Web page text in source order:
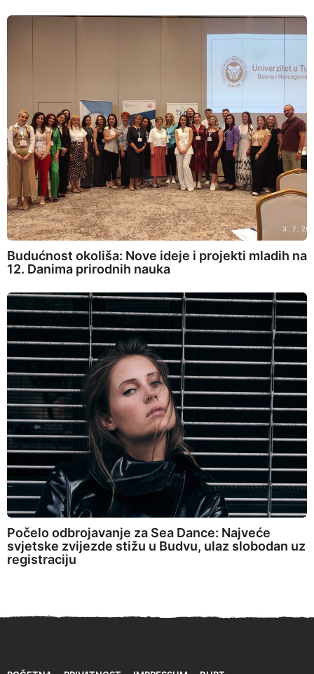
Budućnost okoliša: Nove ideje i projekti mladih na
12. Danima prirodnih nauka
Počelo odbrojavanje za Sea Dance: Najveće
svjetske zvijezde stižu u Budvu, ulaz slobodan uz
registraciju